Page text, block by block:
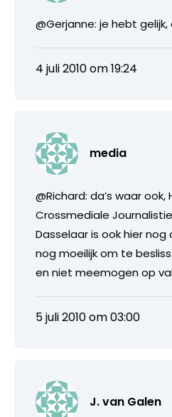
@Gerjanne: je hebt
4 juli 2010 om 19:24
media
@Richard: da’s waar ook,
Crossmediale
Dasselaar is ook hier
nog moeilijk om te
en niet meemogen op
5 juli 2010 om 03:00
J. van Galen